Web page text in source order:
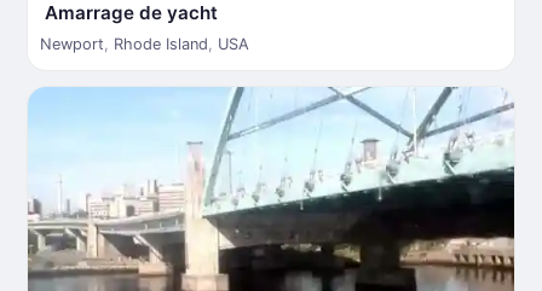
Amarrage de yacht
Newport, Rhode Island, USA